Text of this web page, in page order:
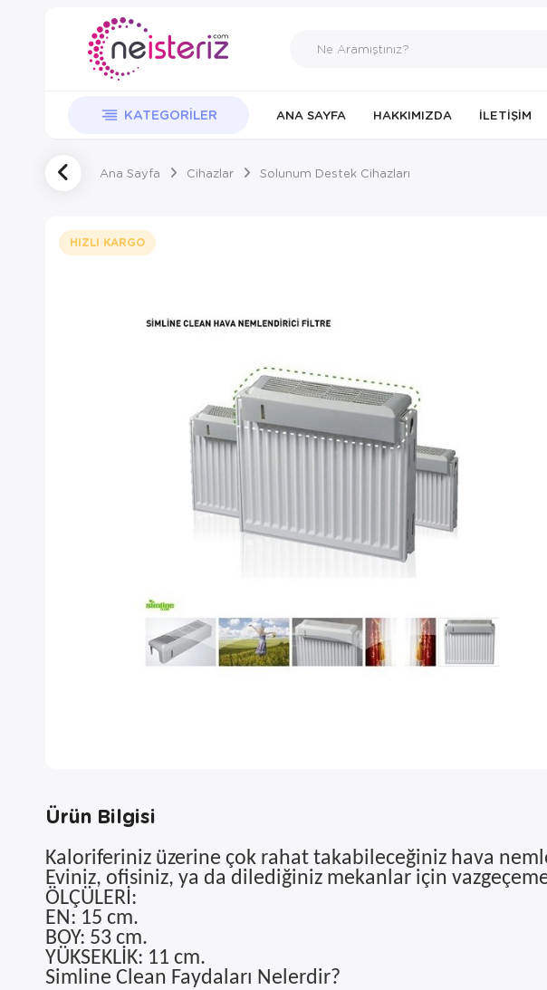
KATEGORILER ANA SAYFA HAKKIMIZDA İLETIŞIM
Ana Sayfa Cihazlar Solunum Destek Cihazları
HIZLI KARGO
Ürün Bilgisi
Kaloriferiniz üzerine çok rahat takabileceğiniz hava
Eviniz, ofisiniz, ya da dilediğiniz mekanlar için
ÖLÇÜLERİ:
EN: 15 cm.
BOY: 53 cm.
YÜKSEKLİK: 11 cm.
Simline Clean Faydaları Nelerdir?